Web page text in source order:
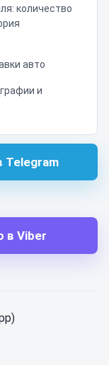
количество
авто
и
в Viber